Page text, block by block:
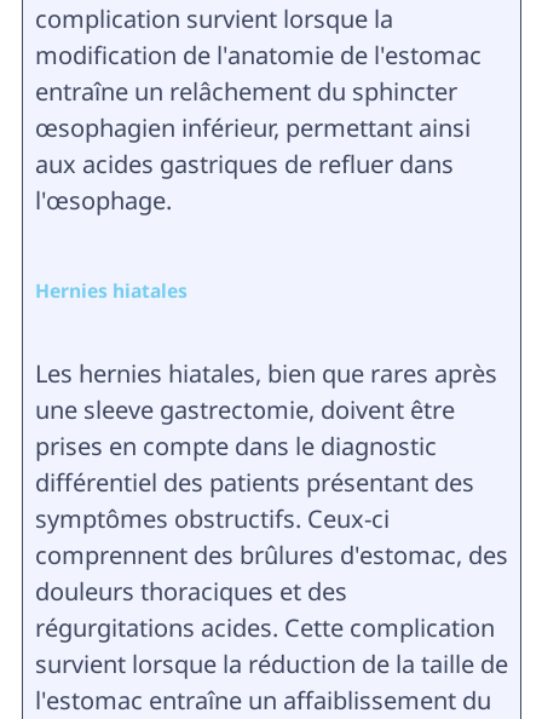
complication survient lorsque la
modification de l'anatomie de l'estomac
entraîne un relâchement du sphincter
œsophagien inférieur, permettant ainsi
aux acides gastriques de refluer dans
l'œsophage.
Hernies hiatales
Les hernies hiatales, bien que rares après
une sleeve gastrectomie, doivent être
prises en compte dans le diagnostic
différentiel des patients présentant des
symptômes obstructifs. Ceux-ci
comprennent des brûlures d'estomac, des
douleurs thoraciques et des
régurgitations acides. Cette complication
survient lorsque la réduction de la taille de
l'estomac entraîne un affaiblissement du